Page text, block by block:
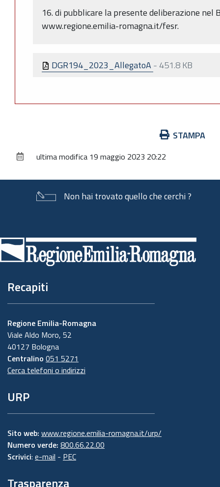
16. di pubblicare la presente deliberazione nel
www.regione.emilia-romagna.it/fesr.
DGR194_2023_AllegatoA- 451.8 KB
documento
STAMPA
ultima modifica 19 maggio 2023 20:22
Non hai trovato quello che cerchi ?
di
pagina
Recapiti
Regione Emilia-Romagna
Viale Aldo Moro, 52
40127 Bologna
Centralino 051 5271
Cerca telefoni o indirizzi
URP
Sito web: www.regione.emilia-romagna.it/urp/
Numero verde: 800.66.22.00
Scrivici: e-mail - PEC
Trasparenza